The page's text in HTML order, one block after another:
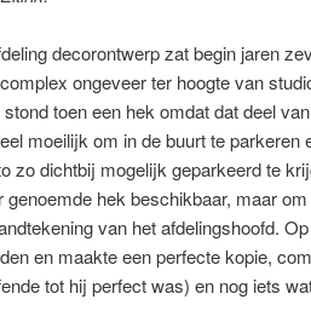
decorontwerp zat begin jaren
ongeveer ter hoogte van
stond toen een hek omdat dat deel
moeilijk om in de buurt te parkeren
zo dichtbij mogelijk geparkeerd te
genoemde hek beschikbaar, maar
van het afdelingshoofd.
en maakte een perfecte kopie,
tot hij perfect was) en nog iets